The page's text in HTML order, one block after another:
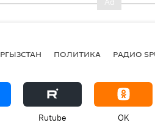
ПОЛИТИКА РАДИО
Rutube OK